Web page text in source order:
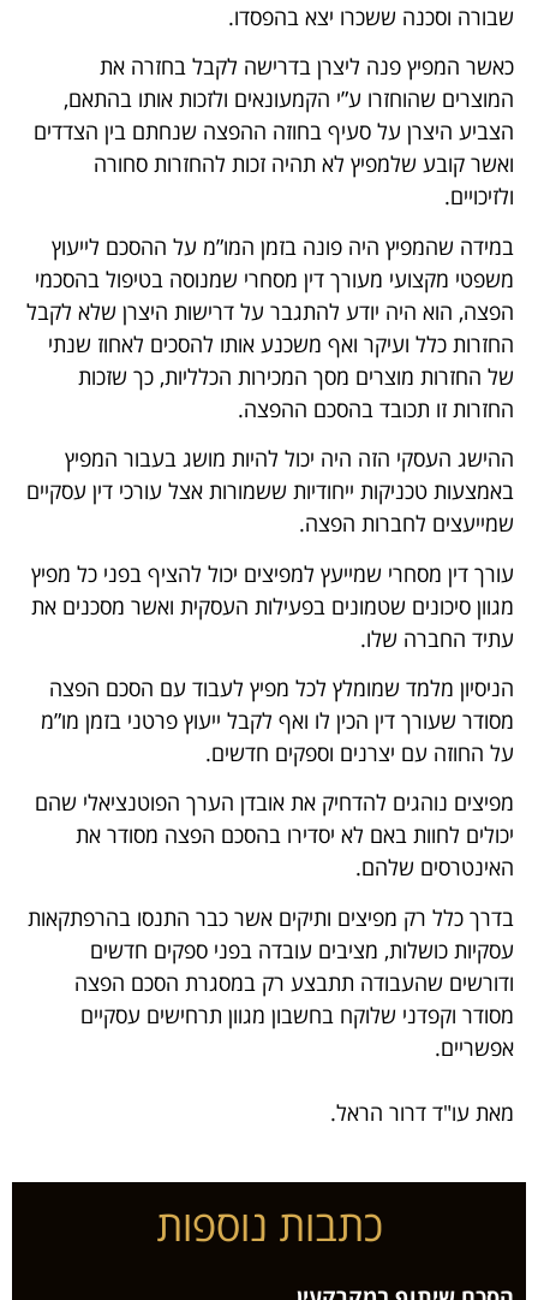
שבורה וסכנה ששכרו יצא בהפסדו.
כאשר המפיץ פנה ליצרן בדרישה לקבל בחזרה את
המוצרים שהוחזרו ע”י הקמעונאים ולזכות אותו בהתאם,
הצביע היצרן על סעיף בחוזה ההפצה שנחתם בין הצדדים
ואשר קובע שלמפיץ לא תהיה זכות להחזרות סחורה
ולזיכויים.
במידה שהמפיץ היה פונה בזמן המו”מ על ההסכם לייעוץ
משפטי מקצועי מעורך דין מסחרי שמנוסה בטיפול בהסכמי
הפצה, הוא היה יודע להתגבר על דרישות היצרן שלא לקבל
החזרות כלל ועיקר ואף משכנע אותו להסכים לאחוז שנתי
של החזרות מוצרים מסך המכירות הכלליות, כך שזכות
החזרות זו תכובד בהסכם ההפצה.
ההישג העסקי הזה היה יכול להיות מושג בעבור המפיץ
באמצעות טכניקות ייחודיות ששמורות אצל עורכי דין עסקיים
שמייעצים לחברות הפצה.
עורך דין מסחרי שמייעץ למפיצים יכול להציף בפני כל מפיץ
מגוון סיכונים שטמונים בפעילות העסקית ואשר מסכנים את
עתיד החברה שלו.
הניסיון מלמד שמומלץ לכל מפיץ לעבוד עם הסכם הפצה
מסודר שעורך דין הכין לו ואף לקבל ייעוץ פרטני בזמן מו”מ
על החוזה עם יצרנים וספקים חדשים.
מפיצים נוהגים להדחיק את אובדן הערך הפוטנציאלי שהם
יכולים לחוות באם לא יסדירו בהסכם הפצה מסודר את
האינטרסים שלהם.
בדרך כלל רק מפיצים ותיקים אשר כבר התנסו בהרפתקאות
עסקיות כושלות, מציבים עובדה בפני ספקים חדשים
ודורשים שהעבודה תתבצע רק במסגרת הסכם הפצה
מסודר וקפדני שלוקח בחשבון מגוון תרחישים עסקיים
אפשריים.
מאת עו"ד דרור הראל.
כתבות נוספות